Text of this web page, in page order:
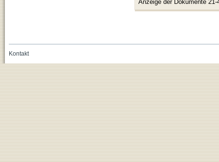
Anzeige der Dokumente 21-
Kontakt